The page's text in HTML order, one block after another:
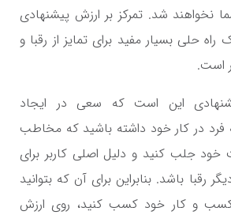
نخواهند شد. تمرکز بر ارزش پیشنهادی
حلی بسیار مفید برای تمایز از رقبا و
است.
این است که سعی در ایجاد
در کار خود داشته باشید که مخاطب
جلب کنید و دلیل اصلی کاربر برای
رقبا باشد. بنابراین برای آن که بتوانید
کسب و کار خود کسب کنید، روی ارزش